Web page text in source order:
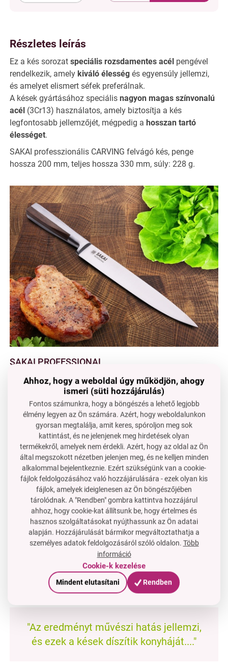
Részletes leírás
Ez a kés sorozat speciális rozsdamentes acél pengével
rendelkezik, amely kiváló élesség és egyensúly jellemzi,
és amelyet elismert séfek preferálnak.
A kések gyártásához speciális nagyon magas színvonalú
acél (3Cr13) használatos, amely biztosítja a kés
legfontosabb jellemzőjét, mégpedig a hosszan tartó
élességet.
SAKAI professzionális CARVING felvágó kés, penge
hossza 200 mm, teljes hossza 330 mm, súly: 228 g.
SAKAI PROFESSIONAL
a kés pengéje speciálisrozsdamentesnagyonmagas
színvonalú acélból
hosszan tartó
élesség
az eredetiergonomikus fogantyúegykombinációja
rozsdamentesacélnak(430 s/s) és diófánaka királyi
diótól.
pengéje és fogantyújaegyegységetképez, ezért nem
fenyegeti a pengének a fogantyúból való kilazulása,
mint a olcsó kések esetében
Tudta, hogy...
a királyi diófából készült fa rendkívül értékes, mert
megkülönböztető mintázata és magas tartóssága van.
Ezt az egyedi fát Európában már a 17. századtól
használják, elsősorban prémium bútorok, értékes
fegyverek tuskóinak és kiváló művészi és dekoratív
tárgyak készítésére...
"Az eredményt művészi hatás jellemzi,
és ezek a kések díszítik konyháját...."
Ahhoz, hogy a weboldal úgy működjön, ahogy
ismeri (süti hozzájárulás)
Fontos számunkra, hogy a böngészés a lehető legjobb
élmény legyen az Ön számára. Azért, hogy weboldalunkon
gyorsan megtalálja, amit keres, spóroljon meg sok
kattintást, és ne jelenjenek meg hirdetések olyan
termékekről, amelyek nem érdekli. Azért, hogy az oldal az Ön
által megszokott nézetben jelenjen meg, és ne kelljen minden
alkalommal bejelentkeznie. Ezért szükségünk van a cookie-
fájlok feldolgozásához való hozzájárulására - ezek olyan kis
fájlok, amelyek ideiglenesen az Ön böngészőjében
tárolódnak. A "Rendben" gombra kattintva hozzájárul
ahhoz, hogy cookie-kat állítsunk be, hogy értelmes és
hasznos szolgáltatásokat nyújthassunk az Ön adatai
alapján. Hozzájárulását bármikor megváltoztathatja a
személyes adatok feldolgozásáról szóló oldalon. Több
információ
Cookie-k kezelése
Mindent elutasítani Rendben